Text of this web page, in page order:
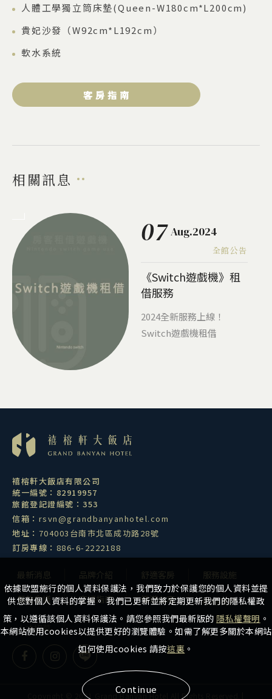
人體工學獨立筒床墊(Queen-W180cm*L200cm)
貴妃沙發（W92cm*L192cm）
軟水系統
客 房 指 南
相關訊息
07 Aug.2024
全館公告
《Switch遊戲機》租
借服務
2024全新服務上線！
Switch遊戲機租借
禧榕軒大飯店有限公司
統一編號：82919957
旅館登記證編號：353
信箱： rsvn@grandbanyanhotel.com
地址： 704003台南市北區成功路28號
訂房專線： 886-6-2222188
最新消息 品牌介紹 舒適客房
服務設施
餐飲會議
交通指南 慢遊台南
聯絡我們
人才招募
Copyright © 2021 Grand Banyan Hotel All Rights Reserved.
依據歐盟施行的個人資料保護法，我們致力於保護您的個人資料並提
供您對個人資料的掌握。 我們已更新並將定期更新我們的隱私權政
策，以遵循該個人資料保護法。請您參照我們最新版的 隱私權聲明 。
本網站使用cookies以提供更好的瀏覽體驗。如需了解更多關於本網站
如何使用cookies 請按這裏 。
Continue